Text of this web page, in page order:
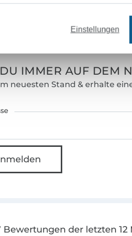
Über 80000 zufriedene
IMMER AUF DEM
neuesten Stand & erhalte
Bewertungen der letzten 12
Einstellungen